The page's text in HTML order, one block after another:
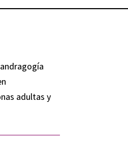
adultas y